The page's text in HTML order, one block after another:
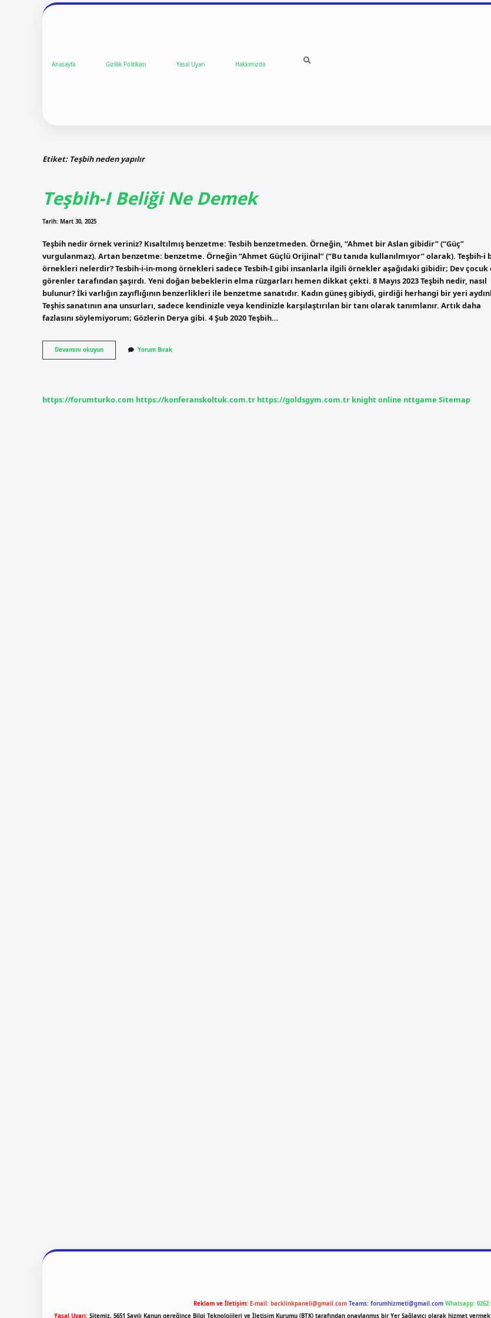
Anasayfa Gizlilik Politikası Yasal Uyarı Hakkımızda
Etiket: Teşbih neden yapılır
Teşbih-I Beliği Ne Demek
Tarih: Mart 30, 2025
Teşbih nedir örnek veriniz? Kısaltılmış benzetme: Tesbih benzetmeden. Örneğin, “Ahmet bir Aslan gibidir” (“Güç”
vurgulanmaz). Artan benzetme: benzetme. Örneğin “Ahmet Güçlü Orijinal” (“Bu tanıda kullanılmıyor” olarak). Teşbih-i
örnekleri nelerdir? Tesbih-i-in-mong örnekleri sadece Tesbih-I gibi insanlarla ilgili örnekler aşağıdaki gibidir; Dev çocuk
görenler tarafından şaşırdı. Yeni doğan bebeklerin elma rüzgarları hemen dikkat çekti. 8 Mayıs 2023 Teşbih nedir, nasıl
bulunur? İki varlığın zayıflığının benzerlikleri ile benzetme sanatıdır. Kadın güneş gibiydi, girdiği herhangi bir yeri
Teşhis sanatının ana unsurları, sadece kendinizle veya kendinizle karşılaştırılan bir tanı olarak tanımlanır. Artık daha
fazlasını söylemiyorum; Gözlerin Derya gibi. 4 Şub 2020 Teşbih…
Devamını okuyunTeşbih-
I
Yorum Bırak
https://forumturko.com https://konferanskoltuk.com.tr https://goldsgym.com.tr knight online nttgame Sitemap
Reklam ve İletişim: E-mail: backlinkpaneli@gmail.com Teams: forumhizmeti@gmail.com Whatsapp: 0262
Yasal Uyarı: Sitemiz, 5651 Sayılı Kanun gereğince Bilgi Teknolojileri ve İletişim Kurumu (BTK) tarafından onaylanmış bir Yer Sağlayıcı olarak hizmet